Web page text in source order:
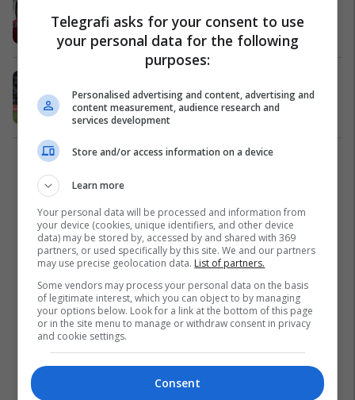
Kombëtare
Kombëtarja e Shqipërisë 12/06/2017
(Foto)
Kombëtarja e Shqipërisë 12/06/2017
Telegrafi asks for your consent to use
your personal data for the following
purposes:
Personalised advertising and content, advertising and
content measurement, audience research and
services development
Store and/or access information on a device
Learn more
Your personal data will be processed and information from
your device (cookies, unique identifiers, and other device
data) may be stored by, accessed by and shared with 369
partners, or used specifically by this site. We and our partners
may use precise geolocation data. List of partners.
Some vendors may process your personal data on the basis
of legitimate interest, which you can object to by managing
your options below. Look for a link at the bottom of this page
or in the site menu to manage or withdraw consent in privacy
and cookie settings.
Consent